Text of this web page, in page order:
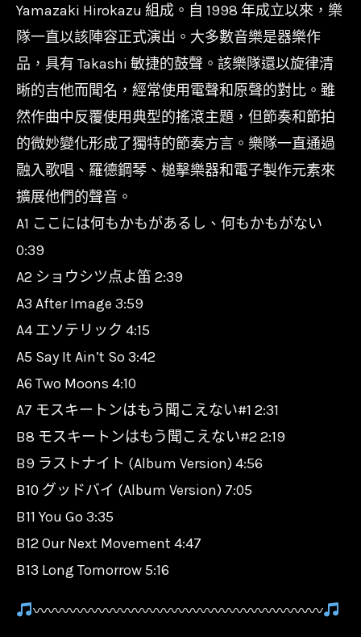
Yamazaki Hirokazu 組成。自 1998 年成立以來，樂
隊一直以該陣容正式演出。大多數音樂是器樂作
品，具有 Takashi 敏捷的鼓聲。該樂隊還以旋律清
晰的吉他而聞名，經常使用電聲和原聲的對比。雖
然作曲中反覆使用典型的搖滾主題，但節奏和節拍
的微妙變化形成了獨特的節奏方言。樂隊一直通過
融入歌唱、羅德鋼琴、槌擊樂器和電子製作元素來
擴展他們的聲音。
A1 ここには何もかもがあるし、何もかもがない
0:39
A2 ショウシツ点よ笛 2:39
A3 After Image 3:59
A4 エソテリック 4:15
A5 Say It Ain’t So 3:42
A6 Two Moons 4:10
A7 モスキートンはもう聞こえない#1 2:31
B8 モスキートンはもう聞こえない#2 2:19
B9 ラストナイト (Album Version) 4:56
B10 グッドバイ (Album Version) 7:05
B11 You Go 3:35
B12 Our Next Movement 4:47
B13 Long Tomorrow 5:16
〰〰〰〰〰〰〰〰〰〰〰〰〰〰〰〰〰〰〰〰